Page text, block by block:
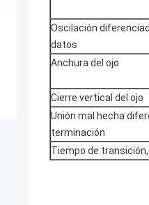
Oscilación
datos
Anchura del ojo
Cierre vertical del ojo
Unión mal hecha
terminación
Tiempo de transición,